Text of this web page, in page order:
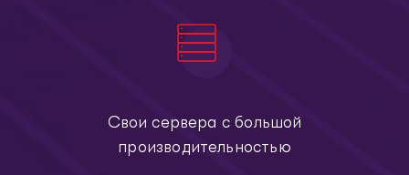
Свои сервера с большой
производительностью